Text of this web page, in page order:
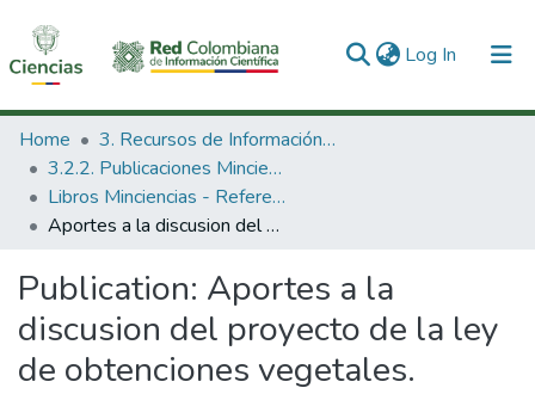
Log In (current)
Communities & Collections
All of DSpace
Statistics
Home
3. Recursos de Información Científica y Tecnológica
3.2.2. Publicaciones Minciencias
Libros Minciencias - Referenciales
Aportes a la discusion del proyecto de la ley de obtenciones vegetales.
Publication: Aportes a la
discusion del proyecto de la ley
de obtenciones vegetales.